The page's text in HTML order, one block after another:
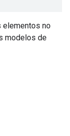
elementos no
modelos de